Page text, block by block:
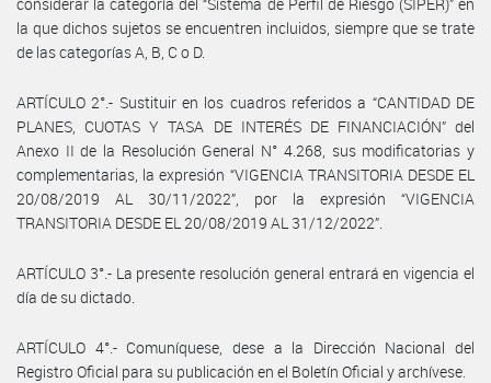
la que dichos sujetos se encuentren incluidos, siempre que se trate
de las categorías A, B, C o D.
ARTÍCULO 2°.- Sustituir en los cuadros referidos a “CANTIDAD DE
PLANES, CUOTAS Y TASA DE INTERÉS DE FINANCIACIÓN” del
Anexo II de la Resolución General N° 4.268, sus modificatorias y
complementarias, la expresión “VIGENCIA TRANSITORIA DESDE EL
20/08/2019 AL 30/11/2022”, por la expresión “VIGENCIA
TRANSITORIA DESDE EL 20/08/2019 AL 31/12/2022”.
ARTÍCULO 3°.- La presente resolución general entrará en vigencia el
día de su dictado.
ARTÍCULO 4°.- Comuníquese, dese a la Dirección Nacional del
Registro Oficial para su publicación en el Boletín Oficial y archívese.